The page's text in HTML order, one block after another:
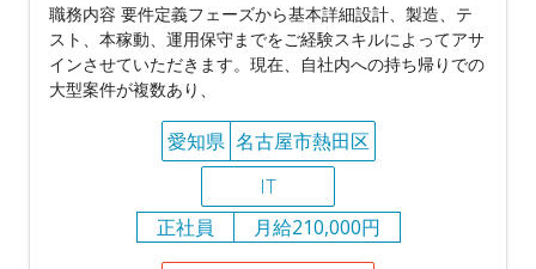
職務内容 要件定義フェーズから基本詳細設計、製造、テ
スト、本稼動、運用保守までをご経験スキルによってアサ
インさせていただきます。現在、自社内への持ち帰りでの
大型案件が複数あり、
愛知県 名古屋市熱田区
IT
正社員
月給210,000円